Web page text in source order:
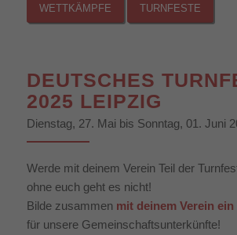
WETTKÄMPFE TURNFESTE
DEUTSCHES
2025 LEIPZIG
Dienstag, 27. Mai bis Sonntag, 01. Juni
Werde mit deinem Verein Teil der
ohne euch geht es nicht!
Bilde zusammen mit deinem Verein
für unsere Gemeinschaftsunterkünfte!